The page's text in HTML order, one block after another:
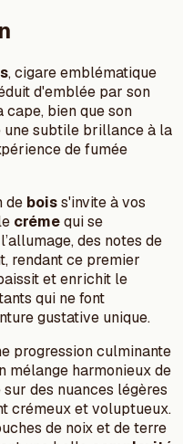
, cigare emblématique
d'emblée par son
cape, bien que son
une subtile brillance à la
de fumée
de boiss'invite à vos
crémequi se
des notes de
rendant ce premier
et enrichit le
qui ne font
gustative unique.
progression culminante
mélange harmonieux de
des nuances légères
crémeux et voluptueux.
de noix et de terre